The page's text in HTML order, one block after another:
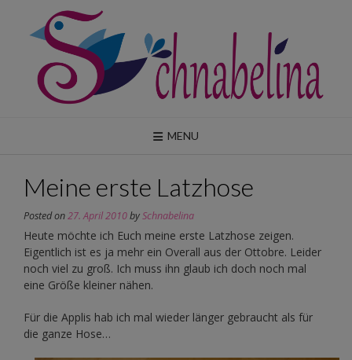
content
MENU
Meine erste Latzhose
Posted on27. April 2010bySchnabelina
Heute möchte ich Euch meine erste Latzhose zeigen.
Eigentlich ist es ja mehr ein Overall aus der Ottobre. Leider
noch viel zu groß. Ich muss ihn glaub ich doch noch mal
eine Größe kleiner nähen.
Für die Applis hab ich mal wieder länger gebraucht als für
die ganze Hose…